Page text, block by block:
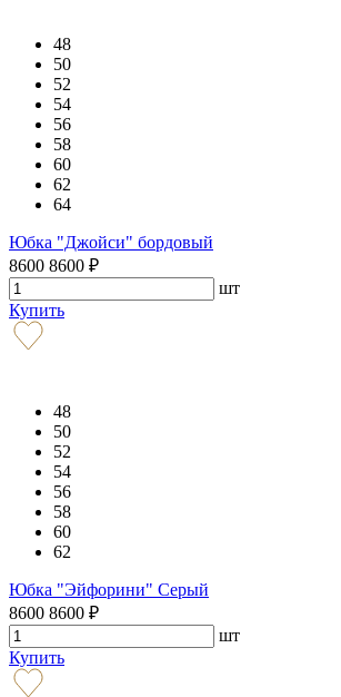
48
50
52
54
56
58
60
62
64
Юбка "Джойси" бордовый
8600 8600 ₽
шт
Купить
48
50
52
54
56
58
60
62
Юбка "Эйфорини" Серый
8600 8600 ₽
шт
Купить